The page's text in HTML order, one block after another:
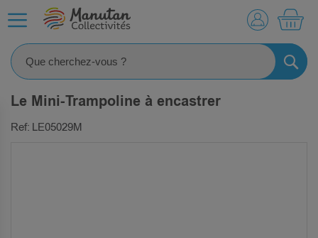
Le Mini-Trampoline à encastrer
Ref: LE05029M